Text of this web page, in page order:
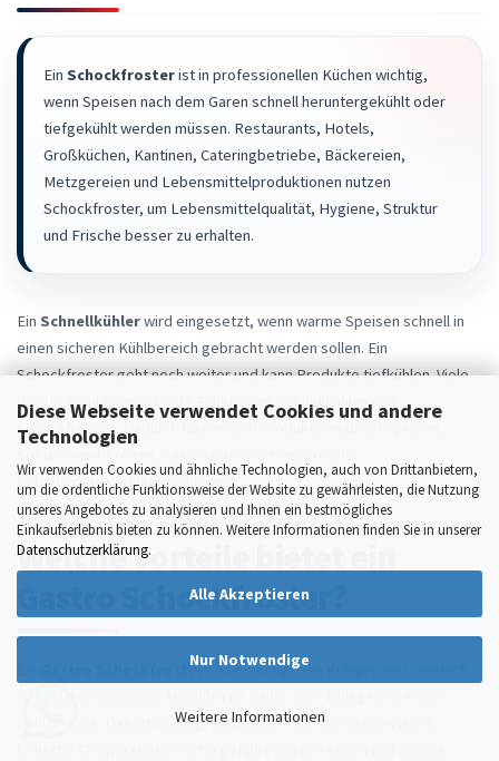
Diese Webseite verwendet Cookies und andere
Technologien
Wir verwenden Cookies und ähnliche Technologien, auch von Drittanbietern,
um die ordentliche Funktionsweise der Website zu gewährleisten, die Nutzung
unseres Angebotes zu analysieren und Ihnen ein bestmögliches
Einkaufserlebnis bieten zu können. Weitere Informationen finden Sie in unserer
Datenschutzerklärung.
Alle Akzeptieren
Nur Notwendige
Weitere Informationen
Ein Schockfrosterist in professionellen Küchen wichtig,
wenn Speisen nach dem Garen schnell heruntergekühlt oder
tiefgekühlt werden müssen. Restaurants, Hotels,
Großküchen, Kantinen, Cateringbetriebe, Bäckereien,
Metzgereien und Lebensmittelproduktionen nutzen
Schockfroster, um Lebensmittelqualität, Hygiene, Struktur
und Frische besser zu erhalten.
Ein Schnellkühlerwird eingesetzt, wenn warme Speisen schnell in
einen sicheren Kühlbereich gebracht werden sollen. Ein
Schockfroster geht noch weiter und kann Produkte tiefkühlen. Viele
Geräte kombinieren beide Funktionen: Schnellkühlen und
Schockfrosten. Dadurch lassen sich Produktionsabläufe planen,
Lebensmittelverluste reduzieren.
Welche Vorteile bietet ein
Gastro Schockfroster?
Gastro Schockfrosterbeschleunigt den Kühlprozess deutlich
Kühlschrank. Das ist wichtig, weil warme Speisen schnell durch